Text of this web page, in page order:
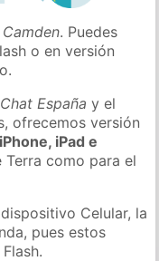
. Puedes
o en versión
España y el
ofrecemos versión
iPad e
como para el
Celular, la
pues estos